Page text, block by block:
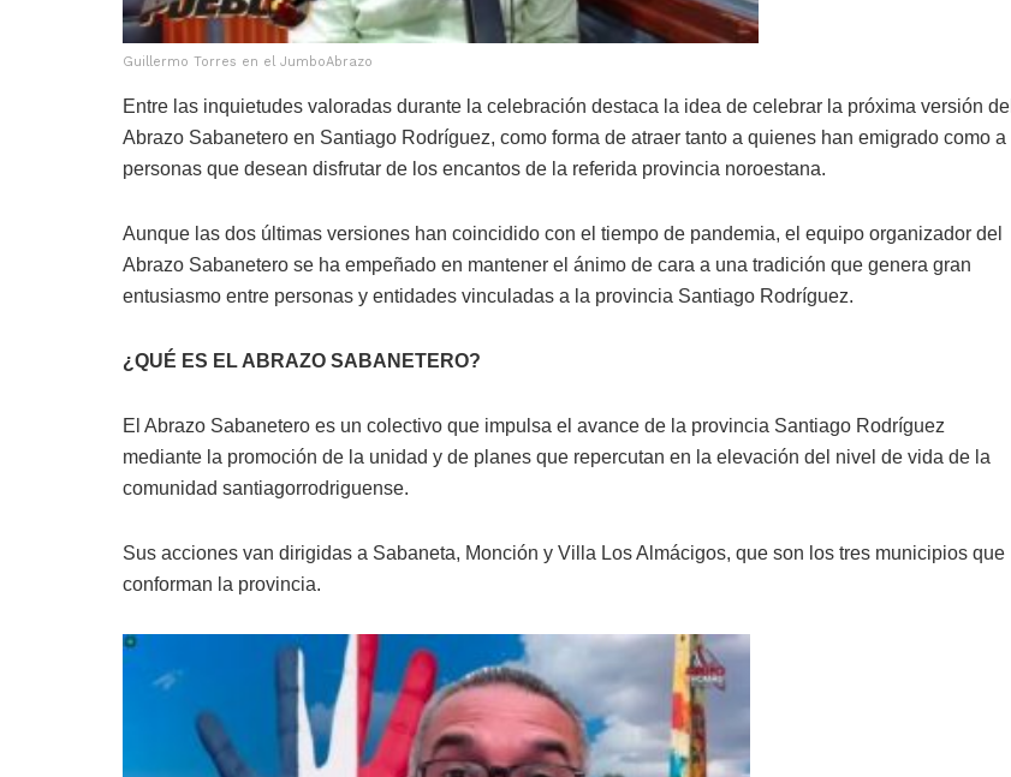
Guillermo Torres en el JumboAbrazo
Entre las inquietudes valoradas durante la celebración destaca la idea de celebrar la próxima versión del
Abrazo Sabanetero en Santiago Rodríguez, como forma de atraer tanto a quienes han emigrado como a
personas que desean disfrutar de los encantos de la referida provincia noroestana.
Aunque las dos últimas versiones han coincidido con el tiempo de pandemia, el equipo organizador del
Abrazo Sabanetero se ha empeñado en mantener el ánimo de cara a una tradición que genera gran
entusiasmo entre personas y entidades vinculadas a la provincia Santiago Rodríguez.
¿QUÉ ES EL ABRAZO SABANETERO?
El Abrazo Sabanetero es un colectivo que impulsa el avance de la provincia Santiago Rodríguez
mediante la promoción de la unidad y de planes que repercutan en la elevación del nivel de vida de la
comunidad santiagorrodriguense.
Sus acciones van dirigidas a Sabaneta, Monción y Villa Los Almácigos, que son los tres municipios que
conforman la provincia.